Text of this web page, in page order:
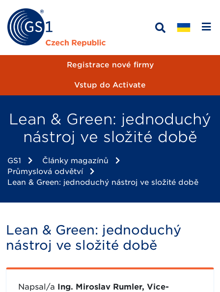
Registrace nové firmy
Vstup do Activate
Lean & Green: jednoduchý
nástroj ve složité době
GS1
Články magazínů
Průmyslová odvětví
Lean & Green: jednoduchý nástroj ve složité době
Lean & Green: jednoduchý
nástroj ve složité době
Napsal/a Ing. Miroslav Rumler, Vice-